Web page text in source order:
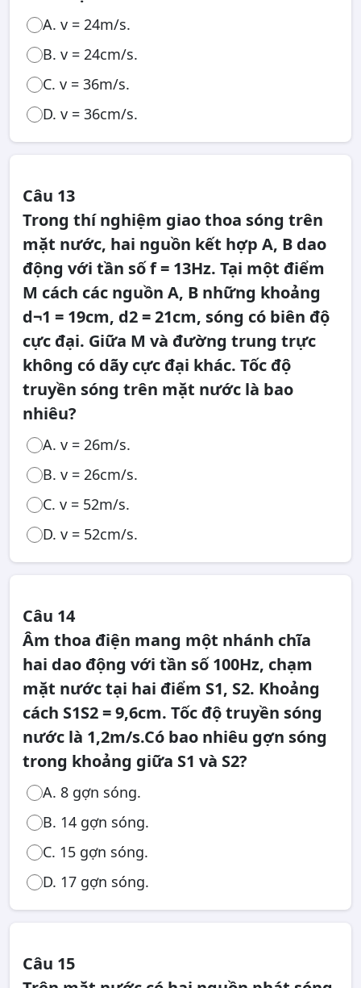
A. v = 24m/s.
B. v = 24cm/s.
C. v = 36m/s.
D. v = 36cm/s.
Câu 13
Trong thí nghiệm giao thoa sóng trên
mặt nước, hai nguồn kết hợp A, B dao
động với tần số f = 13Hz. Tại một điểm
M cách các nguồn A, B những khoảng
d¬1 = 19cm, d2 = 21cm, sóng có biên độ
cực đại. Giữa M và đường trung trực
không có dãy cực đại khác. Tốc độ
truyền sóng trên mặt nước là bao
nhiêu?
A. v = 26m/s.
B. v = 26cm/s.
C. v = 52m/s.
D. v = 52cm/s.
Câu 14
Âm thoa điện mang một nhánh chĩa
hai dao động với tần số 100Hz, chạm
mặt nước tại hai điểm S1, S2. Khoảng
cách S1S2 = 9,6cm. Tốc độ truyền sóng
nước là 1,2m/s.Có bao nhiêu gợn sóng
trong khoảng giữa S1 và S2?
A. 8 gợn sóng.
B. 14 gợn sóng.
C. 15 gợn sóng.
D. 17 gợn sóng.
Câu 15